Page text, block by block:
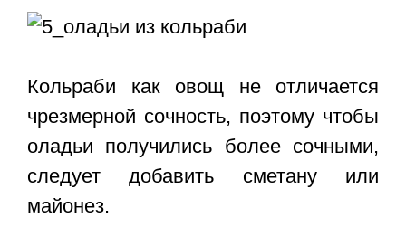
Кольраби как овощ не отличается
чрезмерной сочность, поэтому чтобы
оладьи получились более сочными,
следует добавить сметану или
майонез.